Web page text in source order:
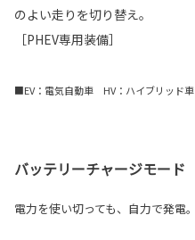
のよい走りを切り替え。
［PHEV専用装備］
■EV：電気自動車 HV：ハイブリッド車
バッテリーチャージモード
電力を使い切っても、自力で発電。